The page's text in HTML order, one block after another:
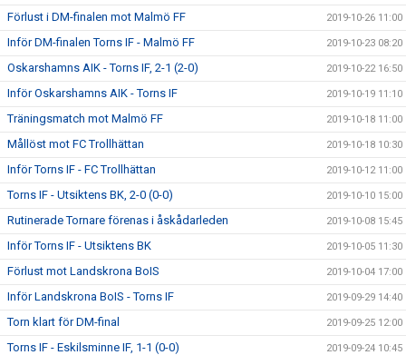
Förlust i DM-finalen mot Malmö FF 2019-10-26 11:00
Inför DM-finalen Torns IF - Malmö FF 2019-10-23 08:20
Oskarshamns AIK - Torns IF, 2-1 (2-0) 2019-10-22 16:50
Inför Oskarshamns AIK - Torns IF 2019-10-19 11:10
Träningsmatch mot Malmö FF 2019-10-18 11:00
Mållöst mot FC Trollhättan 2019-10-18 10:30
Inför Torns IF - FC Trollhättan 2019-10-12 11:00
Torns IF - Utsiktens BK, 2-0 (0-0) 2019-10-10 15:00
Rutinerade Tornare förenas i åskådarleden 2019-10-08 15:45
Inför Torns IF - Utsiktens BK 2019-10-05 11:30
Förlust mot Landskrona BoIS 2019-10-04 17:00
Inför Landskrona BoIS - Torns IF 2019-09-29 14:40
Torn klart för DM-final 2019-09-25 12:00
Torns IF - Eskilsminne IF, 1-1 (0-0) 2019-09-24 10:45